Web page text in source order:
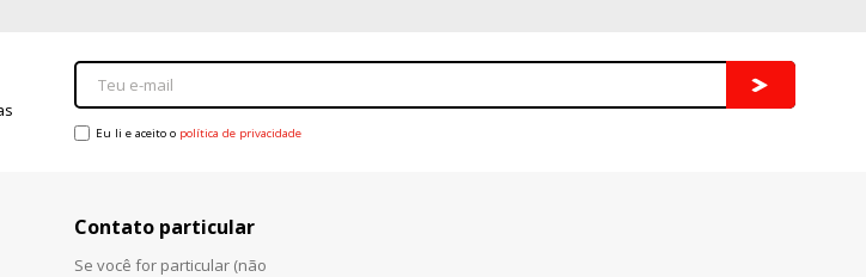
Eu li e aceito o política de privacidade
Contato particular
Se você for particular (não